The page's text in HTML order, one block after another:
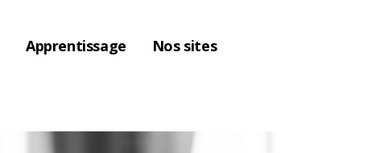
Apprentissage Nos sites